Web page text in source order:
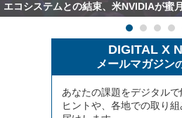
エコシステムとの結束、米NVIDIAが蜜
DIGITAL X
メールマガジン
あなたの課題をデジタル
ヒントや、各地での取り